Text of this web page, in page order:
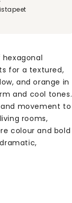
for a textured,
and orange in
and cool tones.
movement to
rooms,
colour and bold